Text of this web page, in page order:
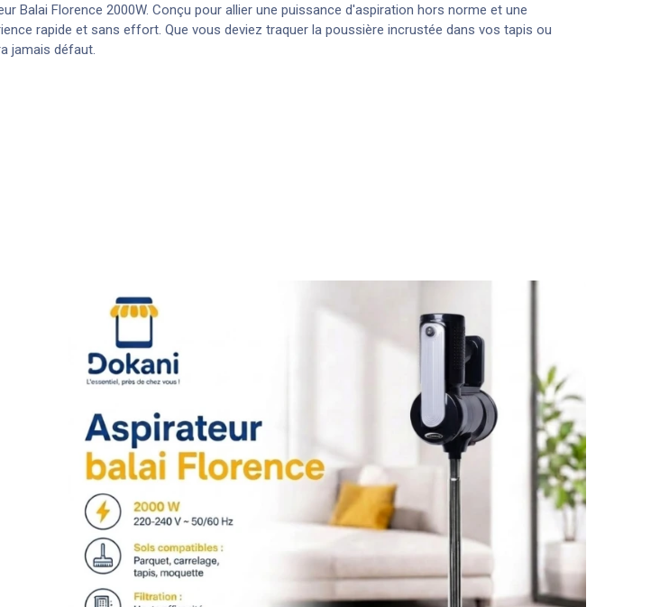
Balai Florence 2000W. Conçu pour allier une puissance d'aspiration hors norme et une
rapide et sans effort. Que vous deviez traquer la poussière incrustée dans vos tapis ou
jamais défaut.